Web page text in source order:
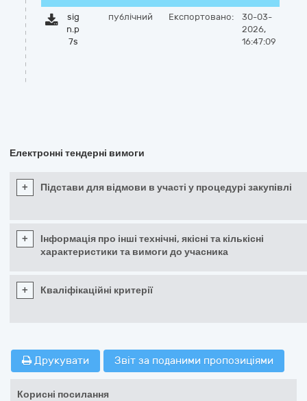
sig
n.p
7s
публічний Експортовано:
30-03-
2026,
16:47:09
Електронні тендерні вимоги
+ Підстави для відмови в участі у процедурі закупівлі
+
Інформація про інші технічні, якісні та кількісні
характеристики та вимоги до учасника
+ Кваліфікаційні критерії
Друкувати Звіт за поданими пропозиціями
Корисні посилання